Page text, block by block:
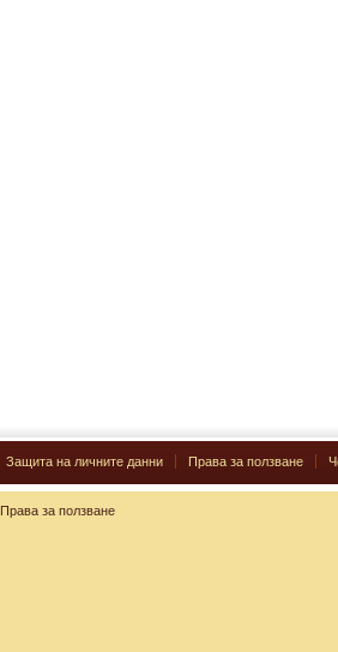
Защита на личните данни Права за ползване
Права за ползване